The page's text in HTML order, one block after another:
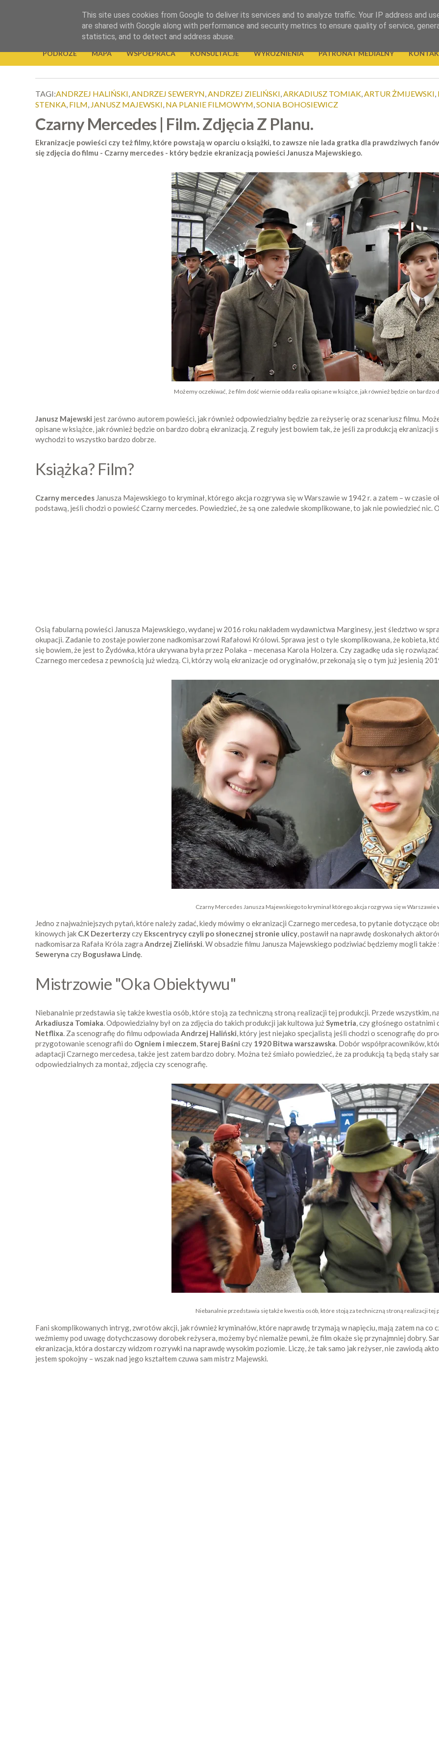
Okiem Obiektywu.
PODRÓŻE MAPA WSPÓŁPRACA KONSULTACJE WYRÓŻNIENIA PATRONAT MEDIALNY
TAGI:ANDRZEJ HALIŃSKI,ANDRZEJ SEWERYN,ANDRZEJ ZIELIŃSKI,ARKADIUSZ TOMIAK,ARTUR ŻMIJEWSKI,
STENKA, FILM, JANUSZ MAJEWSKI, NA PLANIE FILMOWYM,SONIA BOHOSIEWICZ
Czarny Mercedes | Film. Zdjęcia Z Planu.
Ekranizacje powieści czy też filmy, które powstają w oparciu o książki, to zawsze nie lada gratka dla prawdziwych
się zdjęcia do filmu - Czarny mercedes - który będzie ekranizacją powieści Janusza Majewskiego.
Możemy oczekiwać, że film dość wiernie odda realia opisane w książce, jak również będzie on bardzo
Janusz Majewski jest zarówno autorem powieści, jak również odpowiedzialny będzie za reżyserię oraz scenariusz filmu.
opisane w książce, jak również będzie on bardzo dobrą ekranizacją. Z reguły jest bowiem tak, że jeśli za produkcją
wychodzi to wszystko bardzo dobrze.
Książka? Film?
Czarny mercedes Janusza Majewskiego to kryminał, którego akcja rozgrywa się w Warszawie w 1942 r. a zatem – w czasie
podstawą, jeśli chodzi o powieść Czarny mercedes. Powiedzieć, że są one zaledwie skomplikowane, to jak nie powiedzieć nic.
Osią fabularną powieści Janusza Majewskiego, wydanej w 2016 roku nakładem wydawnictwa Marginesy, jest śledztwo w
okupacji. Zadanie to zostaje powierzone nadkomisarzowi Rafałowi Królowi. Sprawa jest o tyle skomplikowana, że kobieta,
się bowiem, że jest to Żydówka, która ukrywana była przez Polaka – mecenasa Karola Holzera. Czy zagadkę uda się
Czarnego mercedesa z pewnością już wiedzą. Ci, którzy wolą ekranizacje od oryginałów, przekonają się o tym już jesienią
Czarny Mercedes Janusza Majewskiego to kryminał którego akcja rozgrywa się w Warszawie
Jedno z najważniejszych pytań, które należy zadać, kiedy mówimy o ekranizacji Czarnego mercedesa, to pytanie dotyczące
kinowych jak C.K Dezerterzyczy Ekscentrycy czyli po słonecznej stronie ulicy, postawił na naprawdę doskonałych
nadkomisarza Rafała Króla zagra Andrzej Zieliński. W obsadzie filmu Janusza Majewskiego podziwiać będziemy mogli także
Seweryna czy Bogusława Lindę.
Mistrzowie "Oka Obiektywu"
Niebanalnie przedstawia się także kwestia osób, które stoją za techniczną stroną realizacji tej produkcji. Przede wszystkim,
Arkadiusza Tomiaka. Odpowiedzialny był on za zdjęcia do takich produkcji jak kultowa jużSymetria, czy głośnego ostatnimi
Netflixa. Za scenografię do filmu odpowiada Andrzej Haliński, który jest niejako specjalistą jeśli chodzi o scenografię do
przygotowanie scenografii do Ogniem i mieczem,Starej Baśni czy 1920 Bitwa warszawska. Dobór współpracowników,
adaptacji Czarnego mercedesa, także jest zatem bardzo dobry. Można też śmiało powiedzieć, że za produkcją tą będą stały
odpowiedzialnych za montaż, zdjęcia czy scenografię.
Niebanalnie przedstawia się także kwestia osób, które stoją za techniczną stroną realizacji tej
Fani skomplikowanych intryg, zwrotów akcji, jak również kryminałów, które naprawdę trzymają w napięciu, mają zatem na co
weźmiemy pod uwagę dotychczasowy dorobek reżysera, możemy być niemalże pewni, że film okaże się przynajmniej dobry.
ekranizacja, która dostarczy widzom rozrywki na naprawdę wysokim poziomie. Liczę, że tak samo jak reżyser, nie zawiodą
jestem spokojny – wszak nad jego kształtem czuwa sam mistrz Majewski.
This site uses cookies from Google to deliver its services and to analyze traffic. Your IP address and
are shared with Google along with performance and security metrics to ensure quality of service,
statistics, and to detect and address abuse.